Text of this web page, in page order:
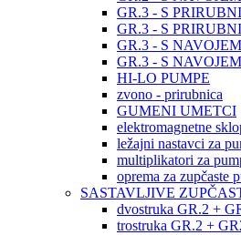
GR.3 - S
GR.3 - S
GR.3 - S
GR.3 - S
HI-LO PUMPE
zvono - prirubnica
GUMENI UMETCI
elektromagnetne
ležajni nastavci za
multiplikatori za
oprema za zupčaste
SASTAVLJIVE
dvostruka GR.2 +
trostruka GR.2 +